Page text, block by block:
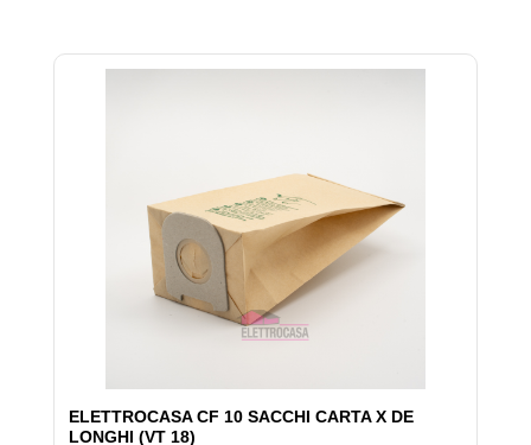
ELETTROCASA CF 10 SACCHI CARTA X DE
LONGHI (VT 18)